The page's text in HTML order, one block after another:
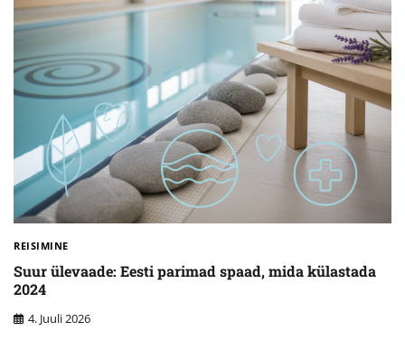
REISIMINE
Suur ülevaade: Eesti parimad spaad, mida külastada
2024
4. Juuli 2026